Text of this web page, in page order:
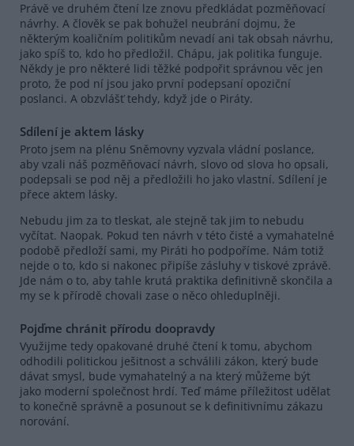
Právě ve druhém čtení lze znovu předkládat pozměňovací
návrhy. A člověk se pak bohužel neubrání dojmu, že
některým koaličním politikům nevadí ani tak obsah návrhu,
jako spíš to, kdo ho předložil. Chápu, jak politika funguje.
Někdy je pro některé lidi těžké podpořit správnou věc jen
proto, že pod ní jsou jako první podepsaní opoziční
poslanci. A obzvlášť tehdy, když jde o Piráty.
Sdílení je aktem lásky
Proto jsem na plénu Sněmovny vyzvala vládní poslance,
aby vzali náš pozměňovací návrh, slovo od slova ho opsali,
podepsali se pod něj a předložili ho jako vlastní. Sdílení je
přece aktem lásky.
Nebudu jim za to tleskat, ale stejně tak jim to nebudu
vyčítat. Naopak. Pokud ten návrh v této čisté a vymahatelné
podobě předloží sami, my Piráti ho podpoříme. Nám totiž
nejde o to, kdo si nakonec připíše zásluhy v tiskové zprávě.
Jde nám o to, aby tahle krutá praktika definitivně skončila a
my se k přírodě chovali zase o něco ohleduplněji.
Pojďme chránit přírodu doopravdy
Využijme tedy opakované druhé čtení k tomu, abychom
odhodili politickou ješitnost a schválili zákon, který bude
dávat smysl, bude vymahatelný a na který můžeme být
jako moderní společnost hrdí. Teď máme příležitost udělat
to konečně správně a posunout se k definitivnímu zákazu
norování.